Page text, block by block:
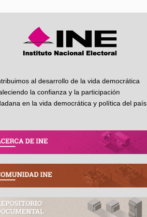
al desarrollo de la vida democrática
la confianza y la participación
en la vida democrática y política del país.